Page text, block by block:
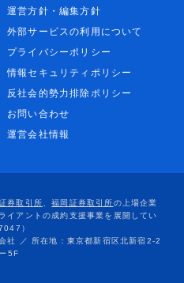
運営方針・編集方針
外部サービスの利用について
プライバシーポリシー
情報セキュリティポリシー
反社会的勢力排除ポリシー
お問い合わせ
運営会社情報